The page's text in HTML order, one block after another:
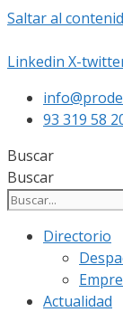
Saltar al
Linkedin X-
93 319 58
Buscar
Buscar
Directorio
Actualidad